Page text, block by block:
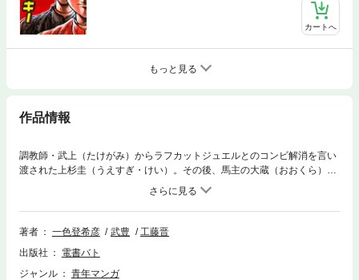
カートへ
もっと見る
作品情報
調教師・武上（たけがみ）からラフカットジュエルとのコンビ解消を言い
渡された上杉圭（うえすぎ・けい）。その後、馬主の大蔵（おおくら）か
らチェリーブラッサムの騎乗依頼を受けた上杉は、天才騎手・安斉（あん
ざい）が騎乗するラフカットジュエルと共同通信杯で対決することに。そ
して上杉は、困難なラフカットジュエルのゲートインをたやすく終えた安
斉を見て……!?
著者 一色登希彦 武豊
工藤晋
出版社
電書バト
ジャンル
青年マンガ